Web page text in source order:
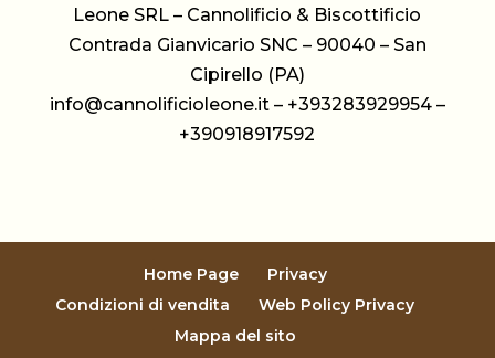
Leone SRL – Cannolificio & Biscottificio
Contrada Gianvicario SNC – 90040 – San
Cipirello (PA)
info@cannolificioleone.it– +393283929954–
+390918917592
Home Page
Privacy
Condizioni di vendita
Web Policy Privacy
Mappa del sito